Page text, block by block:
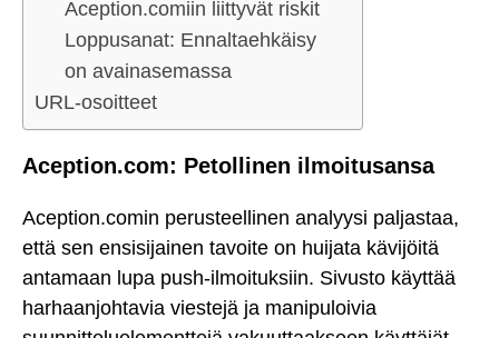
Aception.comiin liittyvät riskit
Loppusanat: Ennaltaehkäisy
on avainasemassa
URL-osoitteet
Aception.com: Petollinen ilmoitusansa
Aception.comin perusteellinen analyysi paljastaa,
että sen ensisijainen tavoite on huijata kävijöitä
antamaan lupa push-ilmoituksiin. Sivusto käyttää
harhaanjohtavia viestejä ja manipuloivia